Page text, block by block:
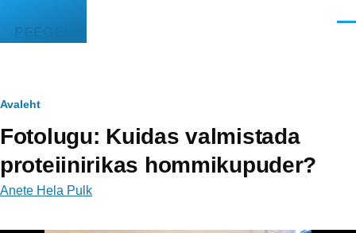
PEEGEL
Leivapuru
Avaleht
Fotolugu: Kuidas valmistada
proteiinirikas hommikupuder?
Anete Hela Pulk